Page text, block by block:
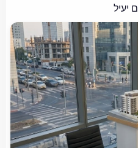
יעיל